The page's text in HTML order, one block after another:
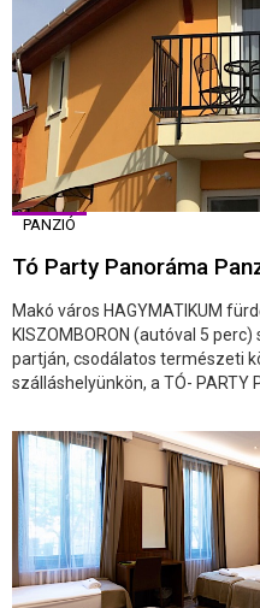
PANZIÓ
Tó Party Panoráma
Makó város HAGYMATIKUM
KISZOMBORON (autóval 5
partján, csodálatos természeti
szálláshelyünkön, a TÓ- PARTY